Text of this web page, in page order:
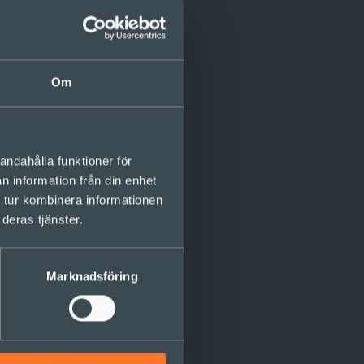
Om
funktioner för
information från din enhet
kombinera informationen
tjänster.
Marknadsföring
Sustainability
(Harvard), Peter
och Erik
workshops
att bidra med tankar